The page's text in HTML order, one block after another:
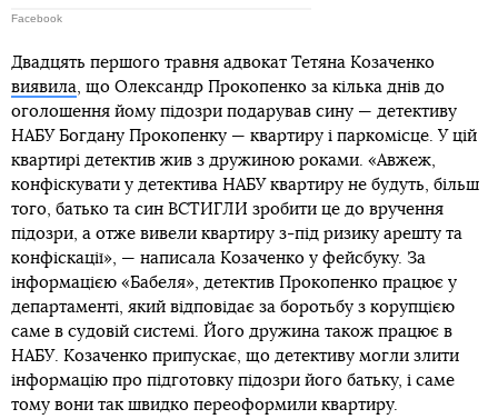
Facebook
Двадцять першого травня адвокат Тетяна Козаченко
виявила , що Олександр Прокопенко за кілька днів до
оголошення йому підозри подарував сину — детективу
НАБУ Богдану Прокопенку — квартиру і паркомісце. У цій
квартирі детектив жив з дружиною роками. «Авжеж,
конфіскувати у детектива НАБУ квартиру не будуть, більш
того, батько та син ВСТИГЛИ зробити це до вручення
підозри, а отже вивели квартиру з-під ризику арешту та
конфіскації», — написала Козаченко у фейсбуку. За
інформацією «Бабеля», детектив Прокопенко працює у
департаменті, який відповідає за боротьбу з корупцією
саме в судовій системі. Його дружина також працює в
НАБУ. Козаченко припускає, що детективу могли злити
інформацію про підготовку підозри його батьку, і саме
тому вони так швидко переоформили квартиру.